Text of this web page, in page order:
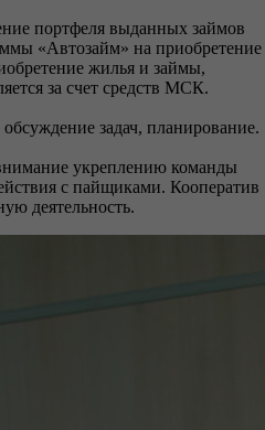
портфеля выданных займов
«Автозайм» на приобретение
жилья и займы,
за счет средств МСК.
задач, планирование.
укреплению команды
с пайщиками. Кооператив
деятельность.